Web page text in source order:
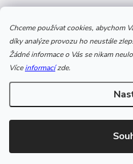
Chceme používat cookies, abychom
díky analýze provozu ho neustále
Žádné informace o Vás se nikam
Víceinformacízde.
Informace pro nákup
Informace pro Vás
Copyright 2026
svářeče.